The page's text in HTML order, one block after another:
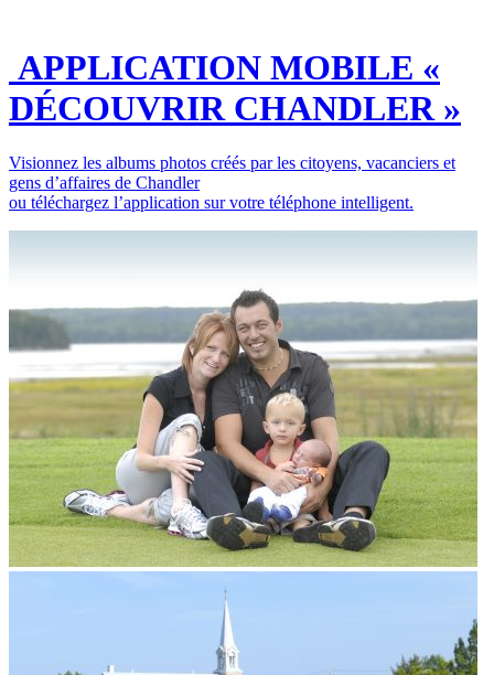
APPLICATION MOBILE «
DÉCOUVRIR CHANDLER »
Visionnez les albums photos créés par les citoyens, vacanciers et
gens d’affaires de Chandler
ou téléchargez l’application sur votre téléphone intelligent.